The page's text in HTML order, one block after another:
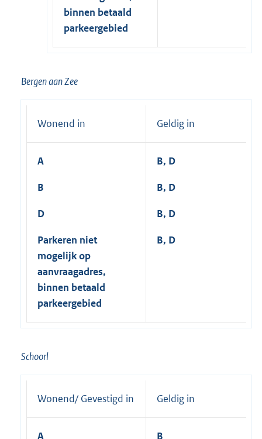
binnen betaald
parkeergebied
Bergen aan Zee
Wonend in Geldig in
A
B
D
Parkeren niet
mogelijk op
aanvraagadres,
binnen betaald
parkeergebied
B, D
B, D
B, D
B, D
Schoorl
Wonend/ Gevestigd in Geldig in
A B